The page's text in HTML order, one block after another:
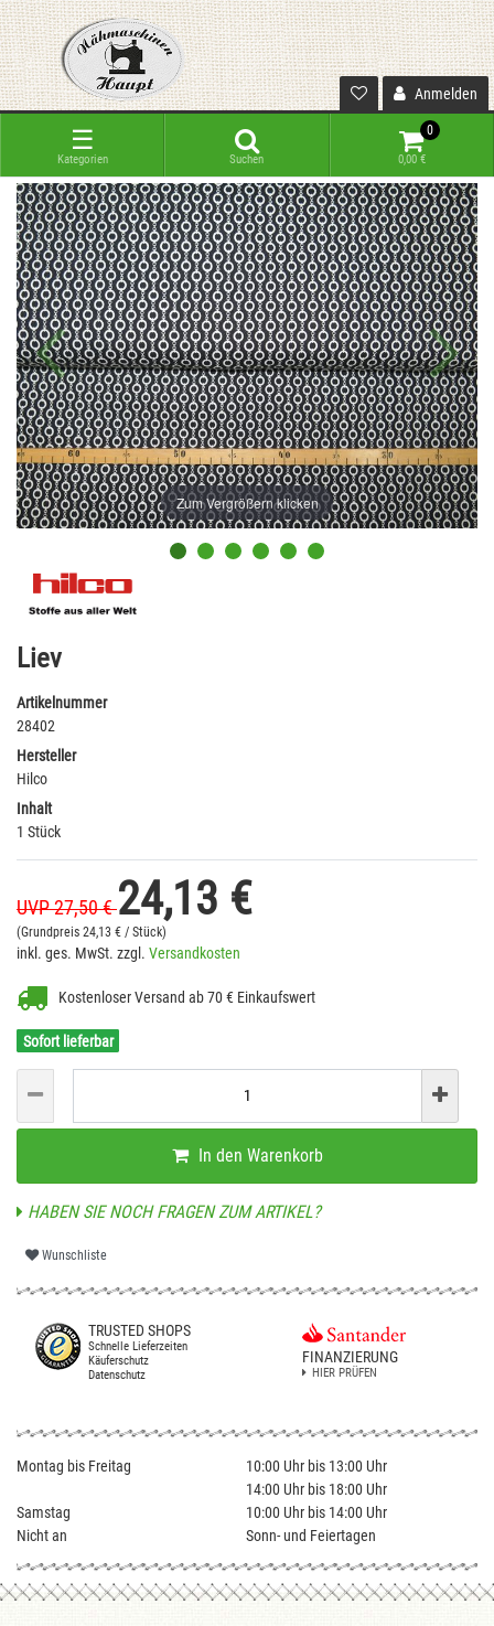
Anmelden
☰
Kategorien Suchen
0
0,00 €
Zum Vergrößern klicken
Liev
Artikelnummer
28402
Hersteller
Hilco
Inhalt
1 Stück
UVP 27,50 €24,13 €
(Grundpreis 24,13 € / Stück)
inkl. ges. MwSt. zzgl. Versandkosten
Kostenloser Versand ab 70 € Einkaufswert
Sofort lieferbar
In den Warenkorb
HABEN SIE NOCH FRAGEN ZUM ARTIKEL?
Wunschliste
TRUSTED SHOPS
Schnelle Lieferzeiten
Käuferschutz
Datenschutz
FINANZIERUNG
HIER PRÜFEN
Montag bis Freitag
10:00 Uhr bis 13:00 Uhr
14:00 Uhr bis 18:00 Uhr
Samstag
10:00 Uhr bis 14:00 Uhr
Nicht an
Sonn- und Feiertagen